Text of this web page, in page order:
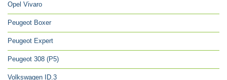
Opel Vivaro
Peugeot Boxer
Peugeot Expert
Peugeot 308 (P5)
Volkswagen ID.3